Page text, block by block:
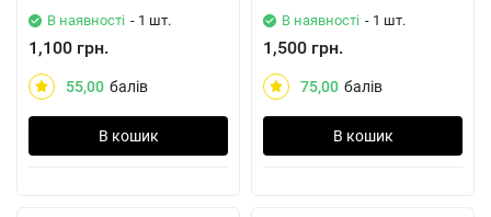
В наявності - 1 шт.
1,100 грн.
55,00 балів
В кошик
В наявності - 1 шт.
1,500 грн.
75,00 балів
В кошик